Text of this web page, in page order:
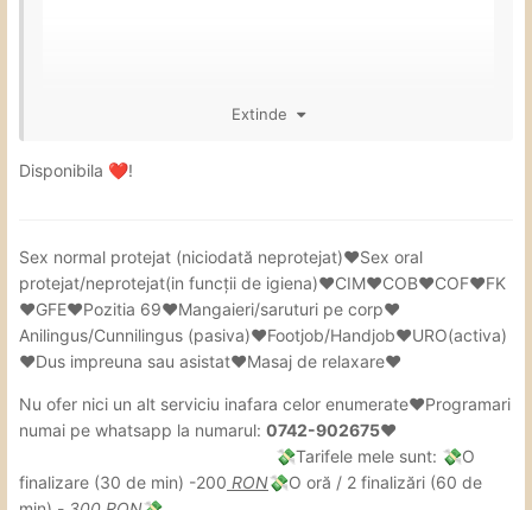
Metoda de contact pt programări
📞Nu răspund la apelurile
telefonice in timpul programului
⛔️Nu Răspund mesajelor de genul
“Buna , ce faci”. Eu sunt bine 😀
sigură ca și voi 😉.
Extinde
Disponibila ❤️!
Sex normal protejat (niciodată neprotejat)❤Sex oral
protejat/neprotejat(in funcții de igiena)❤CIM❤COB❤COF❤FK
❤GFE❤Pozitia 69❤Mangaieri/saruturi pe corp❤
Anilingus/Cunnilingus (pasiva)❤Footjob/Handjob❤URO(activa)
❤Dus impreuna sau asistat❤Masaj de relaxare❤
Nu ofer nici un alt serviciu inafara celor enumerate❤Programari
numai pe whatsapp la numarul: 0742-902675❤
💸Tarifele mele sunt: 💸O
finalizare (30 de min) -200 RON💸O oră / 2 finalizări (60 de